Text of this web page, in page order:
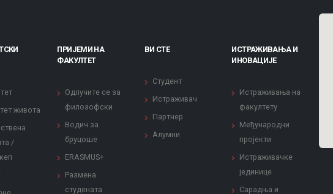
живота
/
ПРИЈЕМИ НА
ФАКУЛТЕТ
Одлучите се за
филозофски
Водич за
бруцоше
ERASMUS+
Размена
студената
ВИ СТЕ
Студент
Истраживач
Партнер
Алумни
ИСТРАЖИВАЊА И
ИНОВАЦИЈЕ
Истраживања на
факултету
Међународни
пројекти
Истраживачке
јединице
Сарадња и